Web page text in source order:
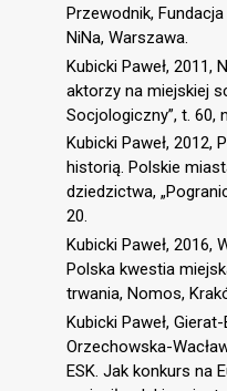
Przewodnik,
NiNa, Warszawa.
Kubicki Paweł,
aktorzy na miejskiej
Socjologiczny”, t. 60,
Kubicki Paweł, 2012,
historią. Polskie
dziedzictwa,
20.
Kubicki Paweł, 2016,
Polska kwestia
trwania, Nomos,
Kubicki Paweł,
Orzechowska-
ESK. Jak konkurs na